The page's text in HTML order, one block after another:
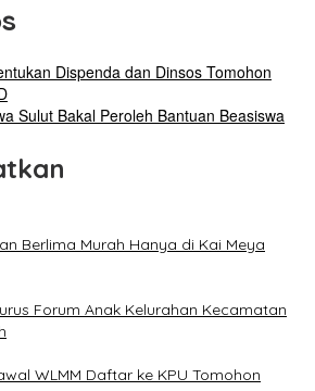
Dispenda dan Dinsos Tomohon
Sulut Bakal Peroleh Bantuan Beasiswa
Berlima Murah Hanya di Kai Meya
Forum Anak Kelurahan Kecamatan
WLMM Daftar ke KPU Tomohon